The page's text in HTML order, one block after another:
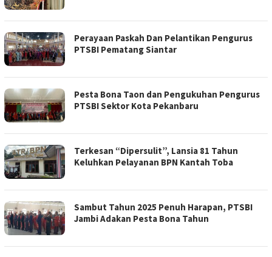
Perayaan Paskah Dan Pelantikan Pengurus
PTSBI Pematang Siantar
Pesta Bona Taon dan Pengukuhan Pengurus
PTSBI Sektor Kota Pekanbaru
Terkesan “Dipersulit”, Lansia 81 Tahun
Keluhkan Pelayanan BPN Kantah Toba
Sambut Tahun 2025 Penuh Harapan, PTSBI
Jambi Adakan Pesta Bona Tahun